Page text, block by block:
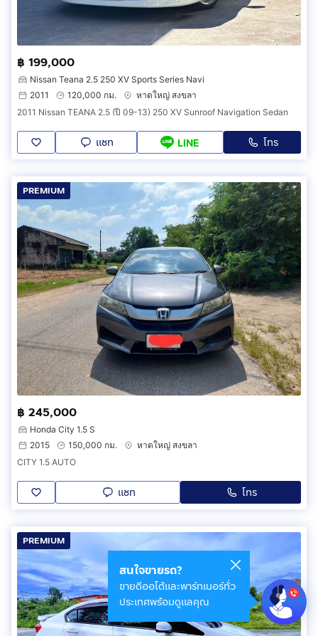
฿ 199,000
Nissan Teana 2.5 250 XV Sports Series Navi
2011
120,000 กม.
หาดใหญ่ สงขลา
2011 Nissan TEANA 2.5 (ปี 09-13) 250 XV Sunroof Navigation Sedan
แชท LINE โทร
PREMIUM
฿ 245,000
Honda City 1.5 S
2015
150,000 กม.
หาดใหญ่ สงขลา
CITY 1.5 AUTO
แชท โทร
PREMIUM
สนใจขายรถ?
ขายดีออโต้และพาร์ทเนอร์ทั่ว
ประเทศพร้อมดูแลคุณ